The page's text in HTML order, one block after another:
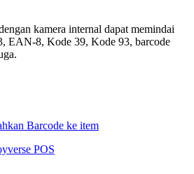
kamera internal dapat memindai
EAN-8, Kode 39, Kode 93, barcode
Barcode ke item
POS